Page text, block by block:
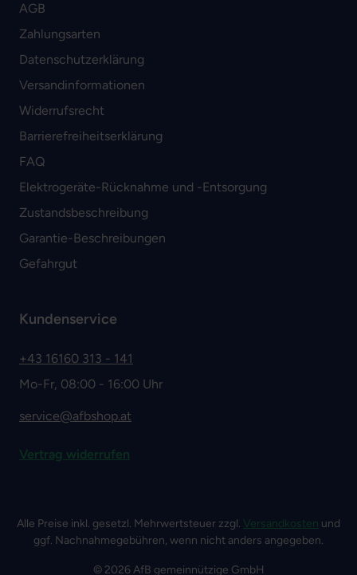
AGB
Zahlungsarten
Datenschutzerklärung
Versandinformationen
Widerrufsrecht
Barrierefreiheitserklärung
FAQ
Elektrogeräte-Rücknahme und -Entsorgung
Zustandsbeschreibung
Garantie-Beschreibungen
Gefahrgut
Kundenservice
+43 16160 313 - 141
Mo-Fr, 08:00 - 16:00 Uhr
service@afbshop.at
Vertrag widerrufen
Alle Preise inkl. gesetzl. Mehrwertsteuer zzgl. Versandkosten und
ggf. Nachnahmegebühren, wenn nicht anders angegeben.
© 2026 AfB gemeinnützige GmbH